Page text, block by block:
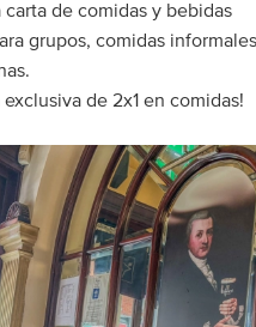
carta de comidas y bebidas
grupos, comidas
exclusiva de 2x1 en comidas!